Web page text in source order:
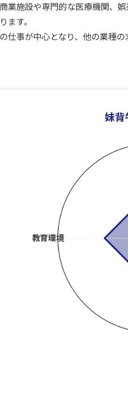
業施設や専門的な医療機関、
ます。
仕事が中心となり、他の業種